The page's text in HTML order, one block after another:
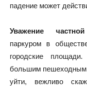
падение может
Уважение
паркуром в
городские
большим пешеходным
уйти, вежливо